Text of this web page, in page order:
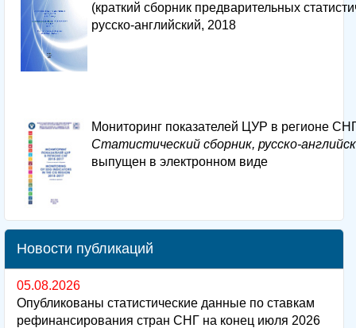
(краткий сборник предварительных
русско-английский, 2018
Мониторинг показателей ЦУР в регионе
Статистический сборник, русско-
выпущен в электронном виде
Новости публикаций
05.08.2026
Опубликованы статистические данные по ставкам
рефинансирования стран СНГ на конец июля 2026